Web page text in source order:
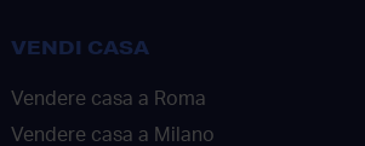
VENDI CASA
Vendere casa a Roma
Vendere casa a Milano